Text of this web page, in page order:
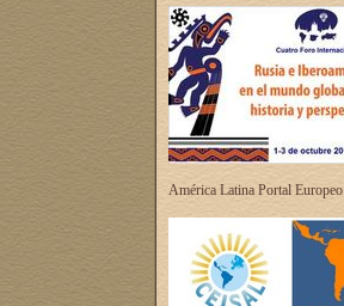
América Latina Portal Europeo